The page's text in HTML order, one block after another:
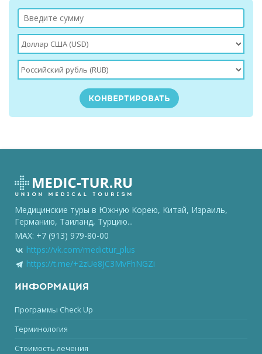
Медицинские туры в Южную Корею, Китай, Израиль,
Германию, Таиланд, Турцию...
MAX: +7 (913) 979-80-00
https://vk.com/medictur_plus
https://t.me/+2zUe8JC3MvFhNGZi
ИНФОРМАЦИЯ
Программы Check Up
Терминология
Стоимость лечения